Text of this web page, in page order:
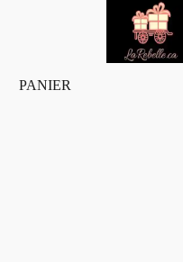
PANIER